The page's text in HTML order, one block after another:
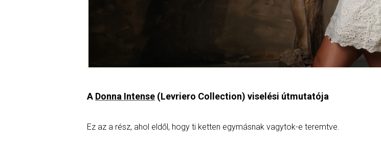
A Donna Intense (Levriero Collection) viselési útmutatója
Ez az a rész, ahol eldől, hogy ti ketten egymásnak vagytok-e teremtve.